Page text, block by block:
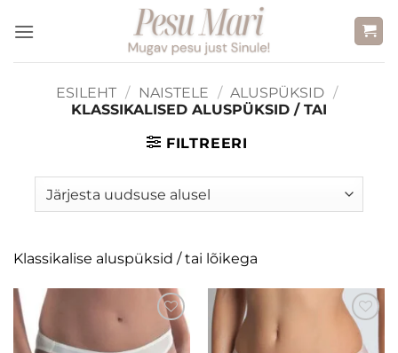
ESILEHT / NAISTELE / ALUSPÜKSID /
KLASSIKALISED ALUSPÜKSID / TAI
FILTREERI
Klassikalise aluspüksid / tai lõikega
soovinimekirja
soovinimekirja